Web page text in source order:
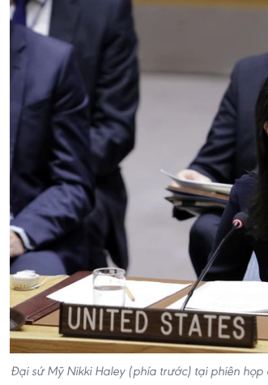
Đại sứ Mỹ Nikki Haley (phía trước) tại phiên